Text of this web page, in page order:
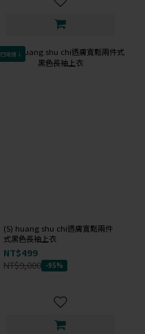
已降價↓
(S) huang shu chi透膚寬鬆兩件
式黑色長袖上衣
NT$499
NT$9,000 -95%